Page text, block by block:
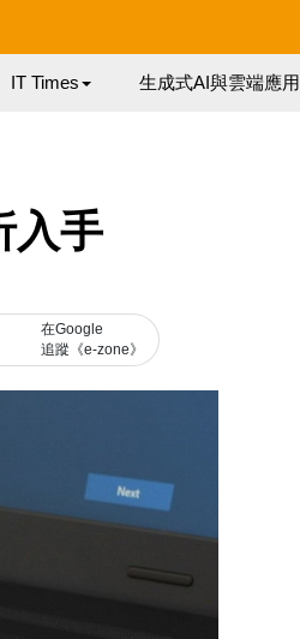
IT Times 生成式AI與雲端應用
入手
在Google
追蹤《e-zone》